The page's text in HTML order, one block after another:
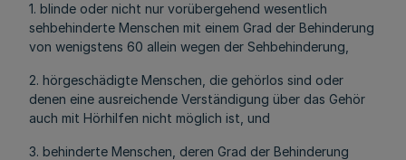
1. blinde oder nicht nur vorübergehend wesentlich
sehbehinderte Menschen mit einem Grad der Behinderung
von wenigstens 60 allein wegen der Sehbehinderung,
2. hörgeschädigte Menschen, die gehörlos sind oder
denen eine ausreichende Verständigung über das Gehör
auch mit Hörhilfen nicht möglich ist, und
3. behinderte Menschen, deren Grad der Behinderung